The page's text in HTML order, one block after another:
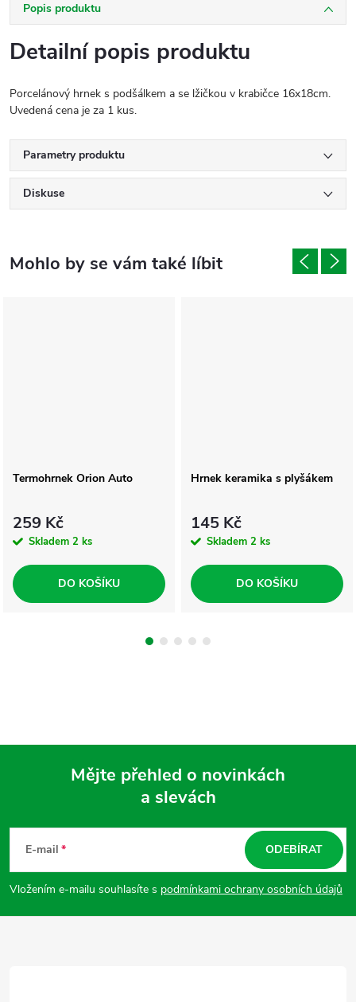
Popis produktu
Detailní popis produktu
Porcelánový hrnek s podšálkem a se lžičkou v krabičce 16x18cm.
Uvedená cena je za 1 kus.
Parametry produktu
Diskuse
Termohrnek Orion Auto
259 Kč
Skladem 2 ks
DO KOŠÍKU
Hrnek keramika s plyšákem
145 Kč
Skladem 2 ks
DO KOŠÍKU
p
a
Mějte přehled o novinkách
a slevách
E-mail
Vložením e-mailu souhlasíte s podmínkami ochrany osobních údajů
ODEBÍRAT